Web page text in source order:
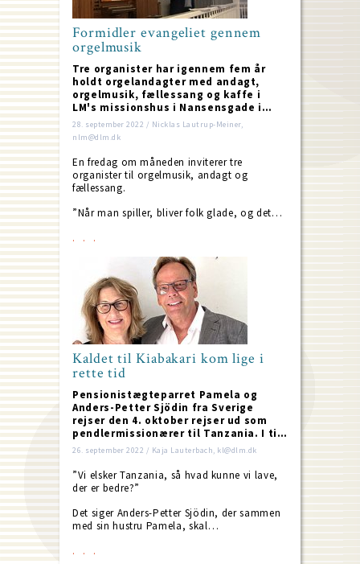
Formidler evangeliet gennem
orgelmusik
Tre organister har igennem fem år
holdt orgelandagter med andagt,
orgelmusik, fællessang og kaffe i
LM's missionshus i Nansensgade i…
28. september 2022 / Nicklas Lautrup-Meiner,
nlm@dlm.dk
En fredag om måneden inviterer tre
organister til orgelmusik, andagt og
fællessang.
”Når man spiller, bliver folk glade, og det…
Kaldet til Kiabakari kom lige i
rette tid
Pensionistægteparret Pamela og
Anders-Petter Sjödin fra Sverige
rejser den 4. oktober rejser ud som
pendlermissionærer til Tanzania. I ti…
26. september 2022 / Kaja Lauterbach, kl@dlm.dk
”Vi elsker Tanzania, så hvad kunne vi lave,
der er bedre?”
Det siger Anders-Petter Sjödin, der sammen
med sin hustru Pamela, skal…